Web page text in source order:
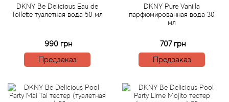
DKNY Be Delicious Eau de
Toilette туалетная вода 50 мл
990 грн
Предзаказ
DKNY Pure Vanilla
парфюмированная вода 30
мл
707 грн
Предзаказ
Athena's
Atkinsons
Au Pays de la Fleur d’Oranger